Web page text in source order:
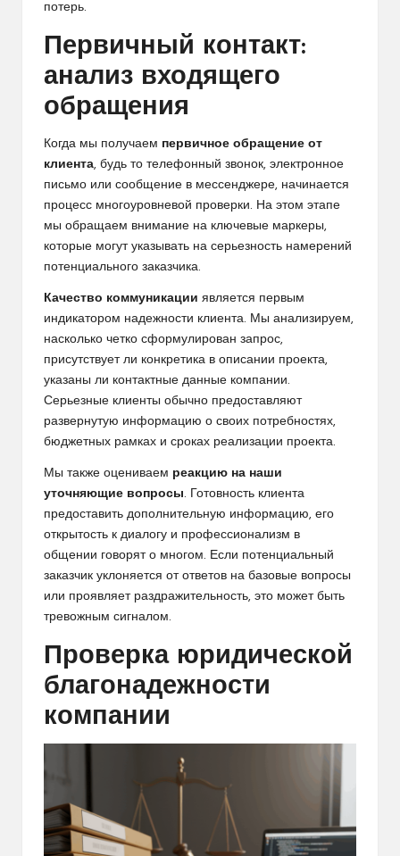
потерь.
Первичный контакт:
анализ входящего
обращения
Когда мы получаем первичное обращение от
клиента, будь то телефонный звонок, электронное
письмо или сообщение в мессенджере, начинается
процесс многоуровневой проверки. На этом этапе
мы обращаем внимание на ключевые маркеры,
которые могут указывать на серьезность намерений
потенциального заказчика.
Качество коммуникации является первым
индикатором надежности клиента. Мы анализируем,
насколько четко сформулирован запрос,
присутствует ли конкретика в описании проекта,
указаны ли контактные данные компании.
Серьезные клиенты обычно предоставляют
развернутую информацию о своих потребностях,
бюджетных рамках и сроках реализации проекта.
Мы также оцениваем реакцию на наши
уточняющие вопросы. Готовность клиента
предоставить дополнительную информацию, его
открытость к диалогу и профессионализм в
общении говорят о многом. Если потенциальный
заказчик уклоняется от ответов на базовые вопросы
или проявляет раздражительность, это может быть
тревожным сигналом.
Проверка юридической
благонадежности
компании